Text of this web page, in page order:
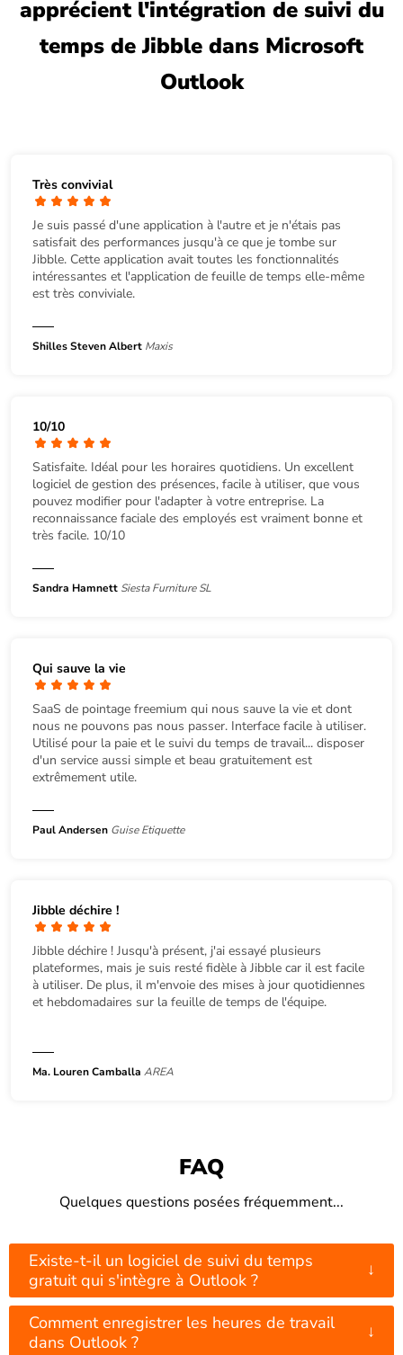
apprécient l'intégration de suivi du
temps de Jibble dans Microsoft
Outlook
Très convivial
Je suis passé d'une application à l'autre et je n'étais pas
satisfait des performances jusqu'à ce que je tombe sur
Jibble. Cette application avait toutes les fonctionnalités
intéressantes et l'application de feuille de temps elle-même
est très conviviale.
Shilles Steven Albert Maxis
10/10
Satisfaite. Idéal pour les horaires quotidiens. Un excellent
logiciel de gestion des présences, facile à utiliser, que vous
pouvez modifier pour l'adapter à votre entreprise. La
reconnaissance faciale des employés est vraiment bonne et
très facile. 10/10
Sandra Hamnett Siesta Furniture SL
Qui sauve la vie
SaaS de pointage freemium qui nous sauve la vie et dont
nous ne pouvons pas nous passer. Interface facile à utiliser.
Utilisé pour la paie et le suivi du temps de travail... disposer
d'un service aussi simple et beau gratuitement est
extrêmement utile.
Paul Andersen Guise Etiquette
Jibble déchire !
Jibble déchire ! Jusqu'à présent, j'ai essayé plusieurs
plateformes, mais je suis resté fidèle à Jibble car il est facile
à utiliser. De plus, il m'envoie des mises à jour quotidiennes
et hebdomadaires sur la feuille de temps de l'équipe.
Ma. Louren Camballa AREA
FAQ
Quelques questions posées fréquemment...
Existe-t-il un logiciel de suivi du temps
gratuit qui s'intègre à Outlook ?
↓
Comment enregistrer les heures de travail
dans Outlook ?
↓